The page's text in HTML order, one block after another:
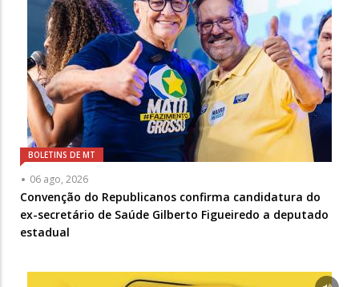
BOLETINS DE MT
06 ago, 2026
Convenção do Republicanos confirma candidatura do
ex-secretário de Saúde Gilberto Figueiredo a deputado
estadual